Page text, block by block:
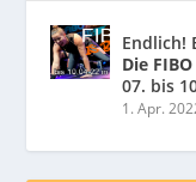
Endlich!
Die
07. bis
1. Apr.